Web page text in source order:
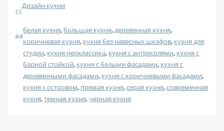
$$
Дизайн кухни
##
белая кухня, большая кухня, деревянная кухня
коричневая кухня, кухня без навесных шкафов, кухня для
студии, кухня неоклассика, кухня с антресолями, кухня с
барной стойкой, кухня с белыми фасадами, кухня с
деревянными фасадами, кухня с коричневыми фасадами
кухня с островом, прямая кухня, серая кухня, современная
кухня, темная кухня, черная кухня